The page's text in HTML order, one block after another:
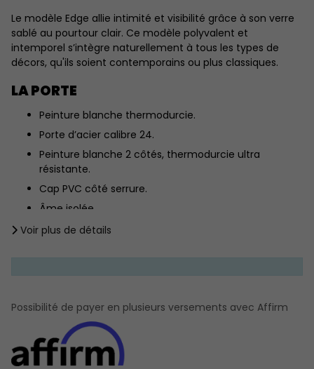
Le modèle Edge allie intimité et visibilité grâce à son verre
sablé au pourtour clair. Ce modèle polyvalent et
intemporel s’intègre naturellement à tous les types de
décors, qu'ils soient contemporains ou plus classiques.
LA PORTE
Peinture blanche thermodurcie.
Porte d’acier calibre 24.
Peinture blanche 2 côtés, thermodurcie ultra
résistante.
Cap PVC côté serrure.
Âme isolée.
LE CADRE
Esthétique et sans entretien (PVC 2 côtés).
Revêtement PVC ou Aluminium extérieur
Revêtement PVC intérieur.
SYSTÈME D'ÉTANCHÉITÉ
Voir plus de détails
Possibilité de payer en plusieurs versements avec Affirm